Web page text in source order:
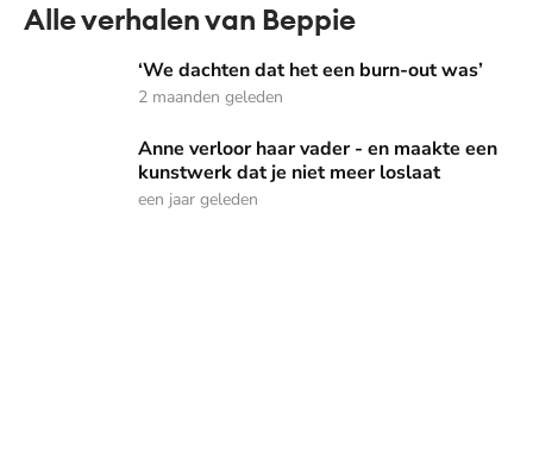
Alle verhalen van Beppie
‘We dachten dat het een burn-out was’
‘We dachten dat het een burn-out was’
2 maanden geleden
Anne verloor haar vader - en maakte een kunstwerk dat
Anne verloor haar vader - en maakte een
kunstwerk dat je niet meer loslaat
een jaar geleden